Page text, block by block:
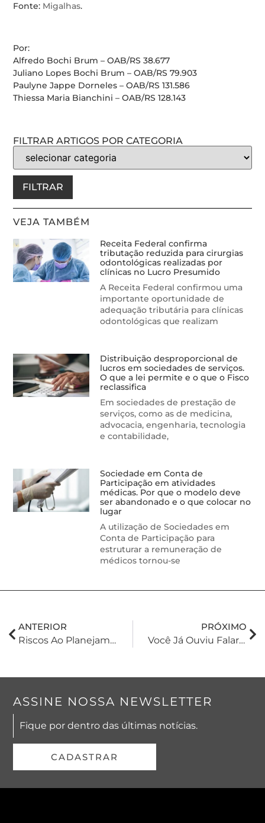
Fonte: Migalhas.
Por:
Alfredo Bochi Brum – OAB/RS 38.677
Juliano Lopes Bochi Brum – OAB/RS 79.903
Paulyne Jappe Dorneles – OAB/RS 131.586
Thiessa Maria Bianchini – OAB/RS 128.143
FILTRAR ARTIGOS POR CATEGORIA
FILTRAR
VEJA TAMBÉM
Receita Federal confirma
tributação reduzida para cirurgias
odontológicas realizadas por
clínicas no Lucro Presumido
A Receita Federal confirmou uma
importante oportunidade de
adequação tributária para clínicas
odontológicas que realizam
Distribuição desproporcional de
lucros em sociedades de serviços.
O que a lei permite e o que o Fisco
reclassifica
Em sociedades de prestação de
serviços, como as de medicina,
advocacia, engenharia, tecnologia
e contabilidade,
Sociedade em Conta de
Participação em atividades
médicas. Por que o modelo deve
ser abandonado e o que colocar no
lugar
A utilização de Sociedades em
Conta de Participação para
estruturar a remuneração de
médicos tornou-se
ANTERIOR
Riscos Ao Planejamento Sucessório Com A Reforma Tributária
PRÓXIMO
Você Já Ouviu Falar No RENAJUD?
ASSINE NOSSA NEWSLETTER
Fique por dentro das últimas notícias.
CADASTRAR